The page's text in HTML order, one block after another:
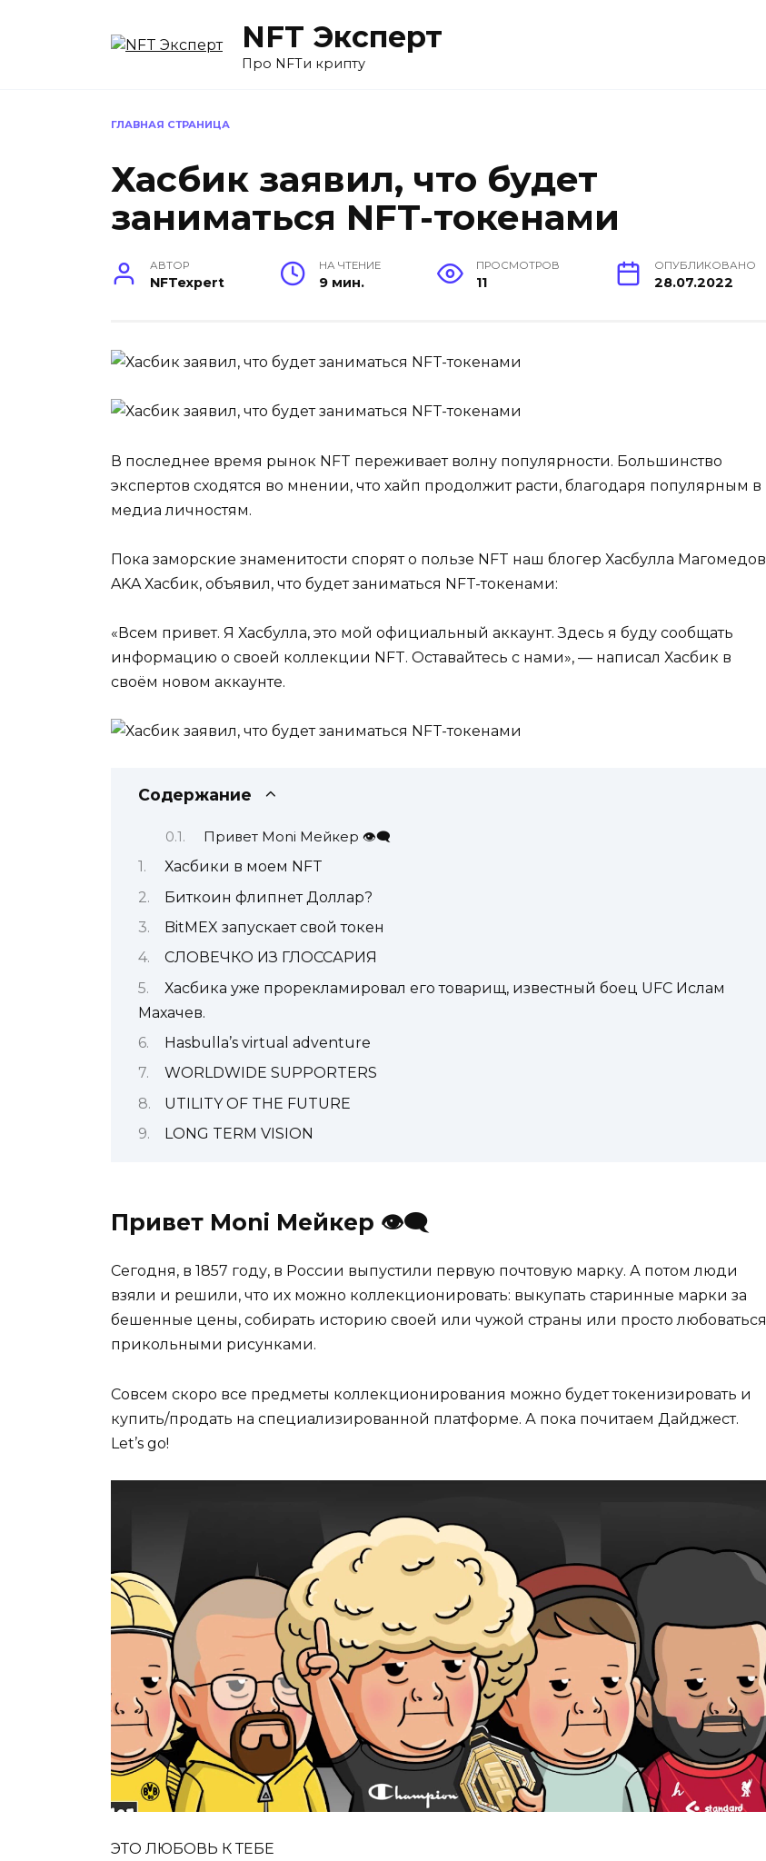
NFT Эксперт
Про NFTи крипту
ГЛАВНАЯ СТРАНИЦА
Хасбик заявил, что будет
заниматься NFT-токенами
АВТОР
NFTexpert
НА ЧТЕНИЕ
9 мин.
ПРОСМОТРОВ
11
ОПУБЛИКОВАНО
28.07.2022
В последнее время рынок NFT переживает волну популярности. Большинство
экспертов сходятся во мнении, что хайп продолжит расти, благодаря популярным в
медиа личностям.
Пока заморские знаменитости спорят о пользе NFT наш блогер Хасбулла Магомедов
AKA Хасбик, объявил, что будет заниматься NFT-токенами:
«Всем привет. Я Хасбулла, это мой официальный аккаунт. Здесь я буду сообщать
информацию о своей коллекции NFT. Оставайтесь с нами», — написал Хасбик в
своём новом аккаунте.
Содержание
Привет Moni Мейкер 👁‍🗨
Хасбики в моем NFT
Биткоин флипнет Доллар?
BitMEX запускает свой токен
СЛОВЕЧКО ИЗ ГЛОССАРИЯ
Хасбика уже прорекламировал его товарищ, известный боец UFC Ислам
Махачев.
Hasbulla’s virtual adventure
WORLDWIDE SUPPORTERS
UTILITY OF THE FUTURE
LONG TERM VISION
Привет Moni Мейкер 👁‍🗨
Сегодня, в 1857 году, в России выпустили первую почтовую марку. А потом люди
взяли и решили, что их можно коллекционировать: выкупать старинные марки за
бешенные цены, собирать историю своей или чужой страны или просто любоваться
прикольными рисунками.
Совсем скоро все предметы коллекционирования можно будет токенизировать и
купить/продать на специализированной платформе. А пока почитаем Дайджест.
Let’s go!
ЭТО ЛЮБОВЬ К ТЕБЕ